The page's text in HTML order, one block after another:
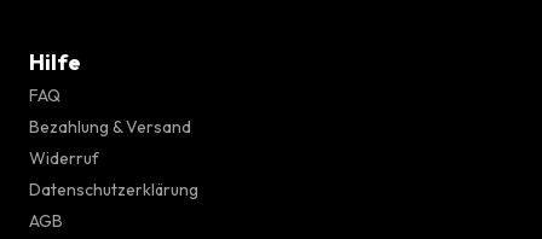
Hilfe
FAQ
Bezahlung & Versand
Widerruf
Datenschutzerklärung
AGB